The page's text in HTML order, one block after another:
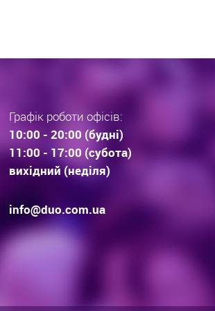
Графік роботи офісів:
10:00 - 20:00 (будні)
11:00 - 17:00 (субота)
вихідний (неділя)
info@duo.com.ua